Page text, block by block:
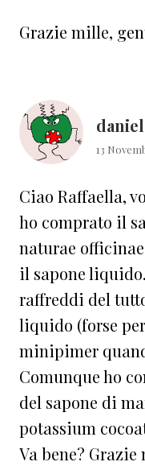
Grazie mille,
13
Ciao Raffaella,
ho comprato il
naturae
il sapone
raffreddi del
liquido (forse
minipimer
Comunque ho
del sapone di
potassium
Va bene?